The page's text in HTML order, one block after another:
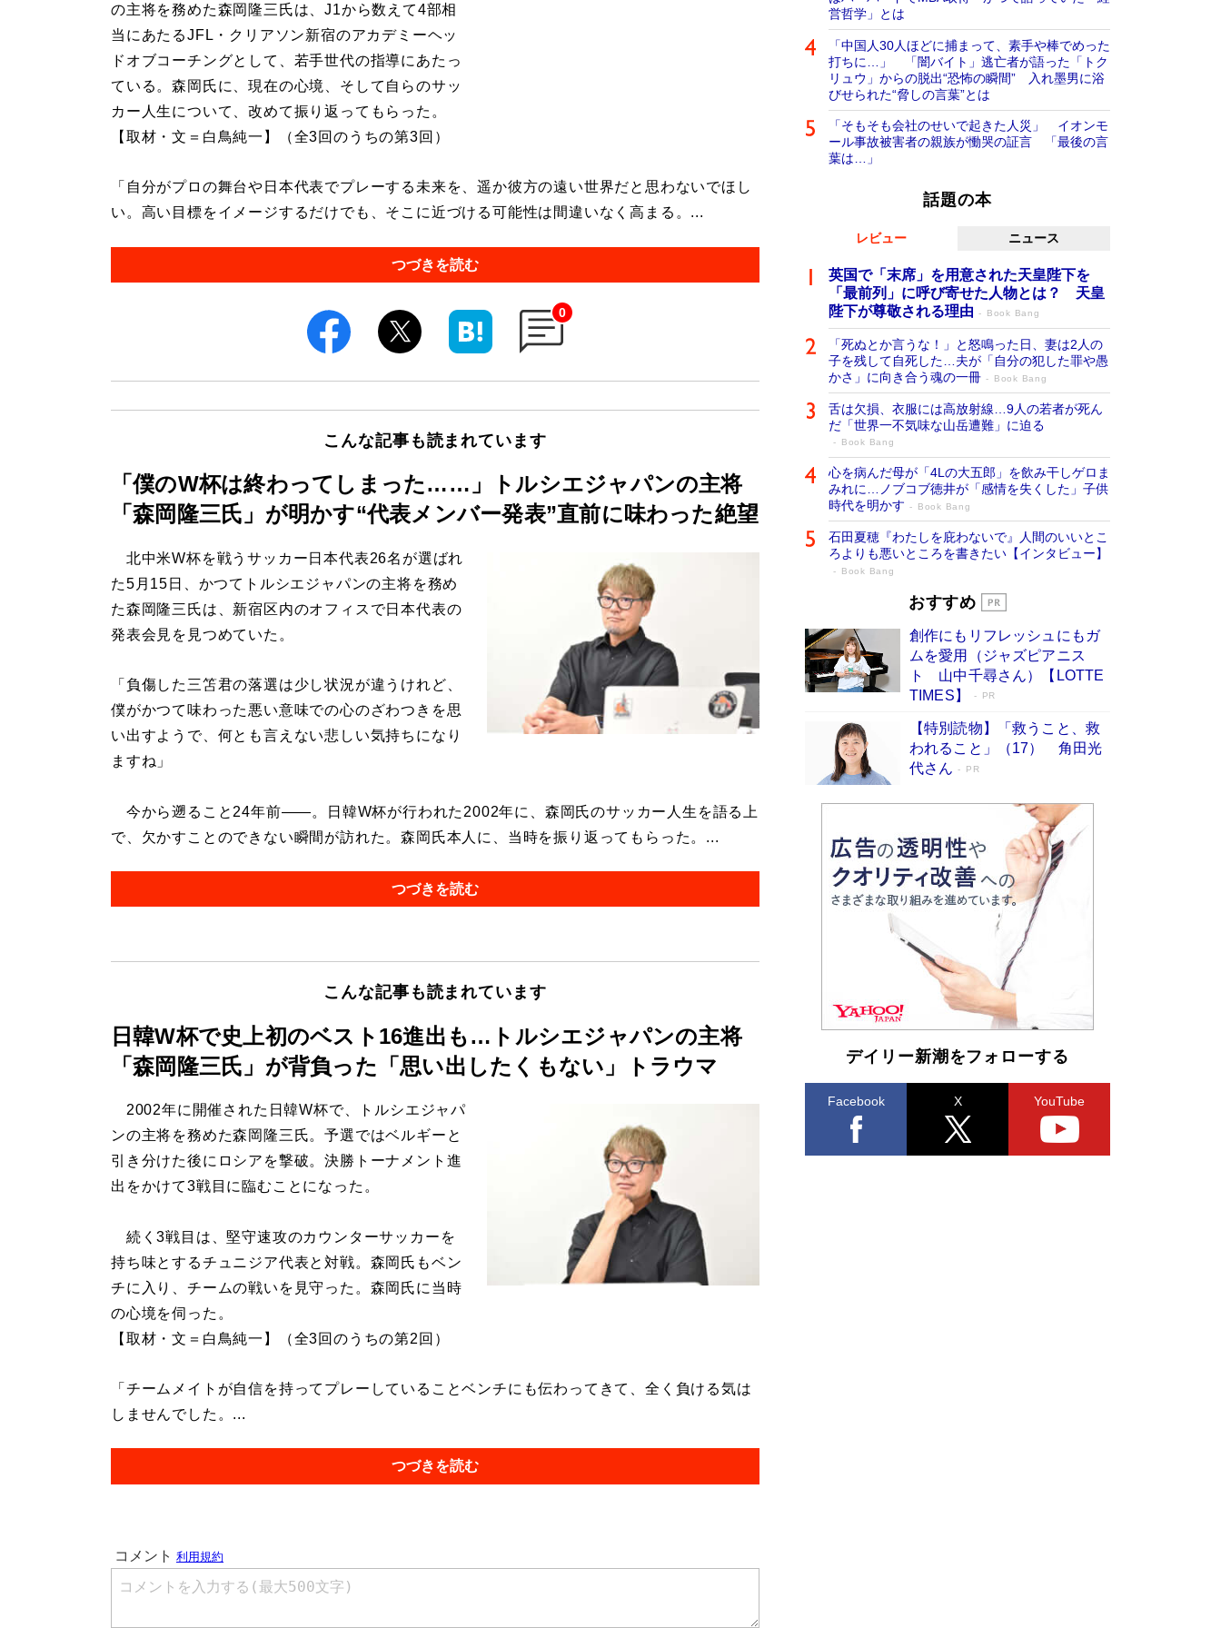
の主将を務めた森岡隆三氏は、J1から数えて4部相
当にあたるJFL・クリアソン新宿のアカデミーヘッ
ドオブコーチングとして、若手世代の指導にあたっ
ている。森岡氏に、現在の心境、そして自らのサッ
カー人生について、改めて振り返ってもらった。
【取材・文＝白鳥純一】（全3回のうちの第3回）
「自分がプロの舞台や日本代表でプレーする未来を、遥か彼方の遠い世界だと思わないでほし
い。高い目標をイメージするだけでも、そこに近づける可能性は間違いなく高まる。...
つづきを読む
0
こんな記事も読まれています
「僕のW杯は終わってしまった……」トルシエジャパンの主将
「森岡隆三氏」が明かす“代表メンバー発表”直前に味わった絶望
北中米W杯を戦うサッカー日本代表26名が選ばれ
た5月15日、かつてトルシエジャパンの主将を務め
た森岡隆三氏は、新宿区内のオフィスで日本代表の
発表会見を見つめていた。
「負傷した三笘君の落選は少し状況が違うけれど、
僕がかつて味わった悪い意味での心のざわつきを思
い出すようで、何とも言えない悲しい気持ちになり
ますね」
今から遡ること24年前――。日韓W杯が行われた2002年に、森岡氏のサッカー人生を語る上
で、欠かすことのできない瞬間が訪れた。森岡氏本人に、当時を振り返ってもらった。...
つづきを読む
こんな記事も読まれています
日韓W杯で史上初のベスト16進出も…トルシエジャパンの主将
「森岡隆三氏」が背負った「思い出したくもない」トラウマ
2002年に開催された日韓W杯で、トルシエジャパ
ンの主将を務めた森岡隆三氏。予選ではベルギーと
引き分けた後にロシアを撃破。決勝トーナメント進
出をかけて3戦目に臨むことになった。
続く3戦目は、堅守速攻のカウンターサッカーを
持ち味とするチュニジア代表と対戦。森岡氏もベン
チに入り、チームの戦いを見守った。森岡氏に当時
の心境を伺った。
【取材・文＝白鳥純一】（全3回のうちの第2回）
「チームメイトが自信を持ってプレーしていることベンチにも伝わってきて、全く負ける気は
しませんでした。...
つづきを読む
営哲学」とは
「中国人30人ほどに捕まって、素手や棒でめった
打ちに…」 「闇バイト」逃亡者が語った「トク
リュウ」からの脱出“恐怖の瞬間” 入れ墨男に浴
びせられた“脅しの言葉”とは
「そもそも会社のせいで起きた人災」 イオンモ
ール事故被害者の親族が慟哭の証言 「最後の言
葉は…」
話題の本
レビュー ニュース
英国で「末席」を用意された天皇陛下を
「最前列」に呼び寄せた人物とは？ 天皇
陛下が尊敬される理由
Book Bang
「死ぬとか言うな！」と怒鳴った日、妻は2人の
子を残して自死した…夫が「自分の犯した罪や愚
かさ」に向き合う魂の一冊
Book Bang
舌は欠損、衣服には高放射線…9人の若者が死ん
だ「世界一不気味な山岳遭難」に迫る
Book Bang
心を病んだ母が「4Lの大五郎」を飲み干しゲロま
みれに…ノブコブ徳井が「感情を失くした」子供
時代を明かす
Book Bang
石田夏穂『わたしを庇わないで』人間のいいとこ
ろよりも悪いところを書きたい【インタビュー】
Book Bang
73歳でも働くしかない 「老後レス時代」
「『火垂るの墓』は、大嘘である」原作者が抱き
続けた“自責の念”とは…「自己憐憫は描きたくな
い」監督が徹底的にこだわったこと（後編） #
Book Bang
「なんで？ そんな馬鹿な……」90歳になった作
家・阿刀田高さんが、ひとり暮らしの生活を明か
す
Book Bang
人々が新たな一歩を踏み出す連作短篇集『海のほ
Book Bang
和田秀樹の70代、80代向け新書がベスト3を独
占 上半期1位にも選出［新書ベストセラー］
Book Bang
おすすめ
創作にもリフレッシュにもガ
ムを愛用（ジャズピアニス
ト 山中千尋さん）【LOTTE
TIMES】
PR
【特別読物】「救うこと、救
われること」（17） 角田光
代さん
PR
デイリー新潮をフォローする
Facebook X YouTube